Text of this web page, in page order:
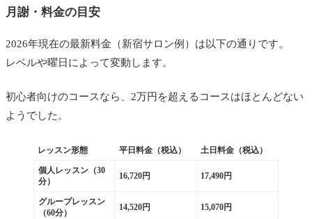
月謝・料金の目安
2026年現在の最新料金（新宿サロン例）は以下の通りです。
レベルや曜日によって変動します。
初心者向けのコースなら、2万円を超えるコースはほとんどない
ようでした。
レッスン形態 平日料金（税込） 土日料金（税込）
個人レッスン（30
分）
16,720円 17,490円
グループレッスン
（60分）
14,520円 15,070円